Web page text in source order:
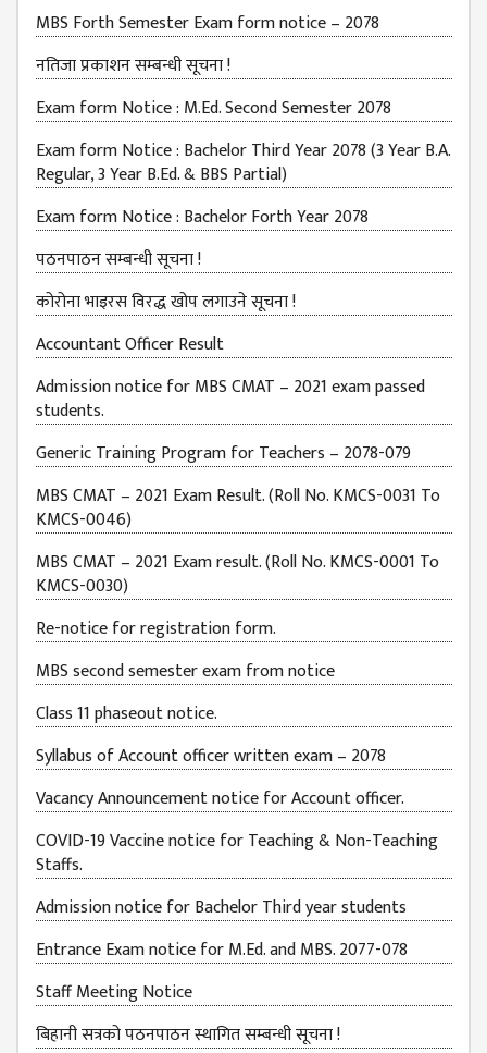
STUDENT
ENROLLMENT
BUDGETS
EMIS 2082-83
DOCUMENTS
NEWS &
KMC
EVENT
CALENDAR
KMC
ACADEMIC
CALENDAR
CAREERS
COUNSELING
JOB
VACANCY
TENDER
MEDIA
VIDEO
GALLERY
FEEDBACK
FAQ
CONTACT
MBS Forth Semester Exam form notice – 2078
नतिजा प्रकाशन सम्बन्धी सूचना !
Exam form Notice : M.Ed. Second Semester 2078
Exam form Notice : Bachelor Third Year 2078 (3 Year B.A.
Regular, 3 Year B.Ed. & BBS Partial)
Exam form Notice : Bachelor Forth Year 2078
पठनपाठन सम्बन्धी सूचना !
कोरोना भाइरस विरद्ध खोप लगाउने सूचना !
Accountant Officer Result
Admission notice for MBS CMAT – 2021 exam passed
students.
Generic Training Program for Teachers – 2078-079
MBS CMAT – 2021 Exam Result. (Roll No. KMCS-0031 To
KMCS-0046)
MBS CMAT – 2021 Exam result. (Roll No. KMCS-0001 To
KMCS-0030)
Re-notice for registration form.
MBS second semester exam from notice
Class 11 phaseout notice.
Syllabus of Account officer written exam – 2078
Vacancy Announcement notice for Account officer.
COVID-19 Vaccine notice for Teaching & Non-Teaching
Staffs.
Admission notice for Bachelor Third year students
Entrance Exam notice for M.Ed. and MBS. 2077-078
Staff Meeting Notice
बिहानी सत्रको पठनपाठन स्थागित सम्बन्धी सूचना !